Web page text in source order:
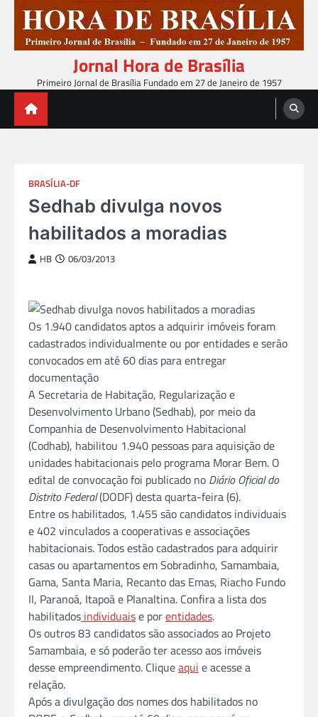
content
Jornal Hora de Brasília
Primeiro Jornal de Brasília Fundado em 27 de Janeiro de 1957
BRASÍLIA-DF
Sedhab divulga novos
habilitados a moradias
HB 06/03/2013
Os 1.940 candidatos aptos a adquirir imóveis foram
cadastrados individualmente ou por entidades e serão
convocados em até 60 dias para entregar
documentação
A Secretaria de Habitação, Regularização e
Desenvolvimento Urbano (Sedhab), por meio da
Companhia de Desenvolvimento Habitacional
(Codhab), habilitou 1.940 pessoas para aquisição de
unidades habitacionais pelo programa Morar Bem. O
edital de convocação foi publicado no Diário Oficial do
Distrito Federal(DODF) desta quarta-feira (6).
Entre os habilitados, 1.455 são candidatos individuais
e 402 vinculados a cooperativas e associações
habitacionais. Todos estão cadastrados para adquirir
casas ou apartamentos em Sobradinho, Samambaia,
Gama, Santa Maria, Recanto das Emas, Riacho Fundo
II, Paranoá, Itapoã e Planaltina. Confira a lista dos
habilitados individuaise porentidades.
Os outros 83 candidatos são associados ao Projeto
Samambaia, e só poderão ter acesso aos imóveis
desse empreendimento. Cliqueaqui e acesse a
relação.
Após a divulgação dos nomes dos habilitados no